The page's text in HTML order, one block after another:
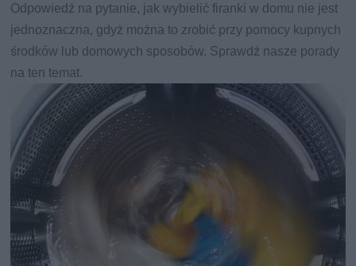
Odpowiedź na pytanie, jak wybielić firanki w domu nie jest
jednoznaczna, gdyż można to zrobić przy pomocy kupnych
środków lub domowych sposobów. Sprawdź nasze porady
na ten temat.